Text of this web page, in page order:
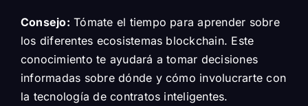
Consejo: Tómate el tiempo para aprender sobre
los diferentes ecosistemas blockchain. Este
conocimiento te ayudará a tomar decisiones
informadas sobre dónde y cómo involucrarte con
la tecnología de contratos inteligentes.